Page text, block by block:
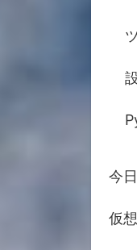
今
仮